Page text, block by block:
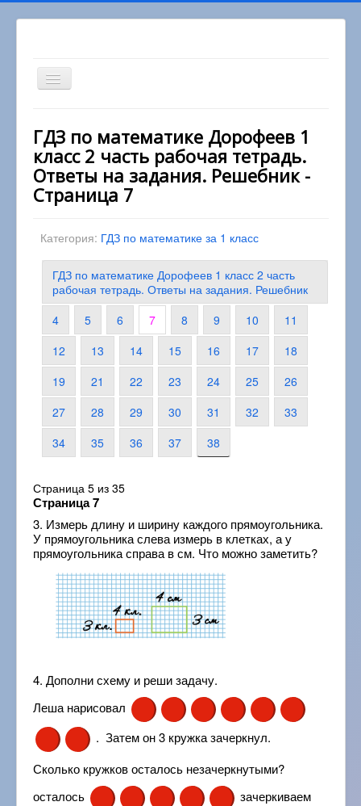
Включить/
выключить
Вы здесь:
Математика 1 класс
ГДЗ по математике Дорофеев 1 класс 2 часть
рабочая тетрадь. Ответы на задания. Решебник
ГДЗ по математике Дорофеев 1
класс 2 часть рабочая тетрадь.
Ответы на задания. Решебник -
Страница 7
Категория: ГДЗ по математике за 1 класс
ГДЗ по математике Дорофеев 1 класс 2 часть
рабочая тетрадь. Ответы на задания. Решебник
4
5 6 7 8 9 10
11
12
13 14 15 16 17
18
19
21 22 23 24 25
26
27
28 29 30 31 32
33
34
35 36 37 38
Страница 5 из 35
Страница 7
3. Измерь длину и ширину каждого прямоугольника.
У прямоугольника слева измерь в клетках, а у
прямоугольника справа в см. Что можно заметить?
4. Дополни схему и реши задачу.
Леша нарисовал
. Затем он 3 кружка зачеркнул.
Сколько кружков осталось незачеркнутыми?
осталось
зачеркиваем